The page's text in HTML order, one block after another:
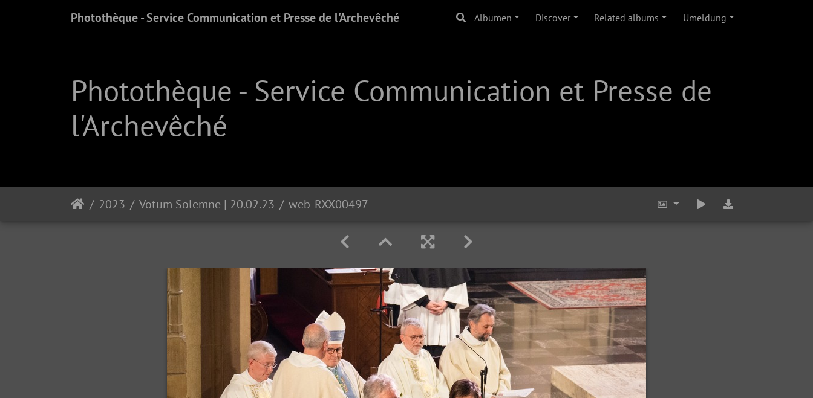
Photothèque - Service Communication et Presse de l'Archevêché Albumen Discover Related albums Umeldung
Photothèque - Service Communication et Presse de
l'Archevêché
2023 Votum Solemne | 20.02.23 web-RXX00497